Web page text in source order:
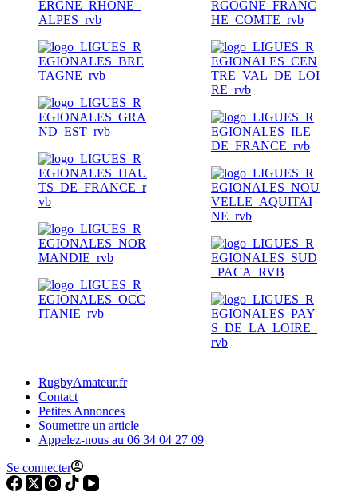
RugbyAmateur.fr
Contact
Petites Annonces
Soumettre un article
Appelez-nous au 06 34 04 27 09
Se connecter